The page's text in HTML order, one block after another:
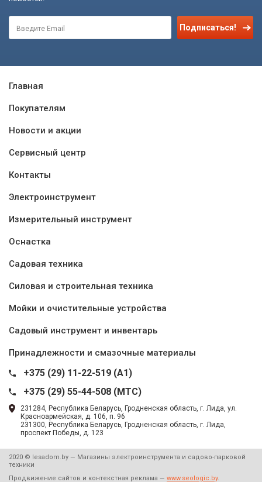
Подписаться!
Главная
Покупателям
Новости и акции
Сервисный центр
Контакты
Электроинструмент
Измерительный инструмент
Оснастка
Садовая техника
Силовая и строительная техника
Мойки и очистительные устройства
Садовый инструмент и инвентарь
Принадлежности и смазочные материалы
+375 (29) 11-22-519 (A1)
+375 (29) 55-44-508 (MTC)
231284, Республика Беларусь, Гродненская область, г. Лида, ул.
Красноармейская, д. 106, п. 96
231300, Республика Беларусь, Гродненская область, г. Лида,
проспект Победы, д. 123
2020 © lesadom.by — Магазины электроинструмента и садово-парковой
техники
Продвижение сайтов и контекстная реклама — www.seologic.by.